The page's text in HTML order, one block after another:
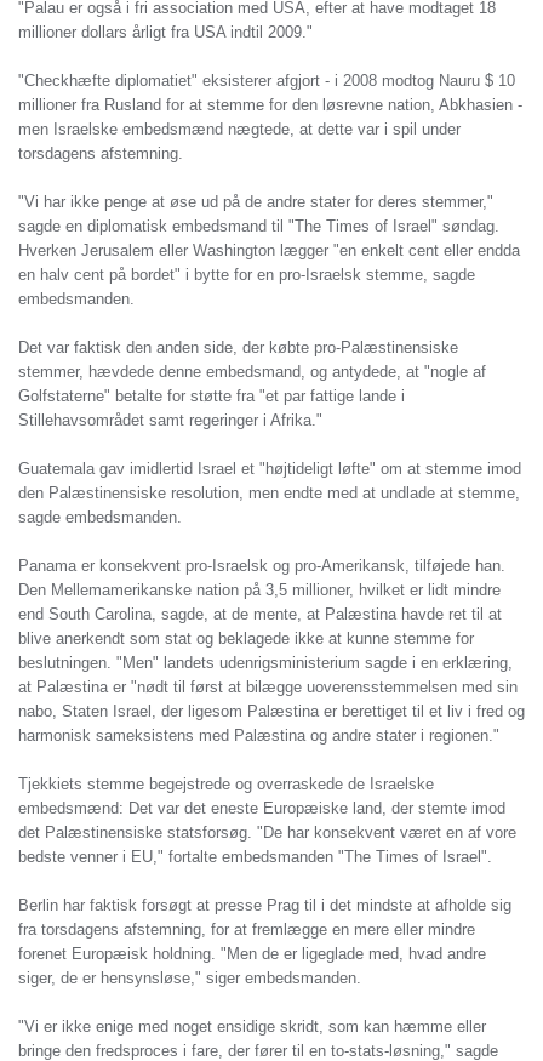
"Palau er også i fri association med USA, efter at have modtaget 18
millioner dollars årligt fra USA indtil 2009."
"Checkhæfte diplomatiet" eksisterer afgjort - i 2008 modtog Nauru $ 10
millioner fra Rusland for at stemme for den løsrevne nation, Abkhasien -
men Israelske embedsmænd nægtede, at dette var i spil under
torsdagens afstemning.
"Vi har ikke penge at øse ud på de andre stater for deres stemmer,"
sagde en diplomatisk embedsmand til "The Times of Israel" søndag.
Hverken Jerusalem eller Washington lægger "en enkelt cent eller endda
en halv cent på bordet" i bytte for en pro-Israelsk stemme, sagde
embedsmanden.
Det var faktisk den anden side, der købte pro-Palæstinensiske
stemmer, hævdede denne embedsmand, og antydede, at "nogle af
Golfstaterne" betalte for støtte fra "et par fattige lande i
Stillehavsområdet samt regeringer i Afrika."
Guatemala gav imidlertid Israel et "højtideligt løfte" om at stemme imod
den Palæstinensiske resolution, men endte med at undlade at stemme,
sagde embedsmanden.
Panama er konsekvent pro-Israelsk og pro-Amerikansk, tilføjede han.
Den Mellemamerikanske nation på 3,5 millioner, hvilket er lidt mindre
end South Carolina, sagde, at de mente, at Palæstina havde ret til at
blive anerkendt som stat og beklagede ikke at kunne stemme for
beslutningen. "Men" landets udenrigsministerium sagde i en erklæring,
at Palæstina er "nødt til først at bilægge uoverensstemmelsen med sin
nabo, Staten Israel, der ligesom Palæstina er berettiget til et liv i fred og
harmonisk sameksistens med Palæstina og andre stater i regionen."
Tjekkiets stemme begejstrede og overraskede de Israelske
embedsmænd: Det var det eneste Europæiske land, der stemte imod
det Palæstinensiske statsforsøg. "De har konsekvent været en af vore
bedste venner i EU," fortalte embedsmanden "The Times of Israel".
Berlin har faktisk forsøgt at presse Prag til i det mindste at afholde sig
fra torsdagens afstemning, for at fremlægge en mere eller mindre
forenet Europæisk holdning. "Men de er ligeglade med, hvad andre
siger, de er hensynsløse," siger embedsmanden.
"Vi er ikke enige med noget ensidige skridt, som kan hæmme eller
bringe den fredsproces i fare, der fører til en to-stats-løsning," sagde